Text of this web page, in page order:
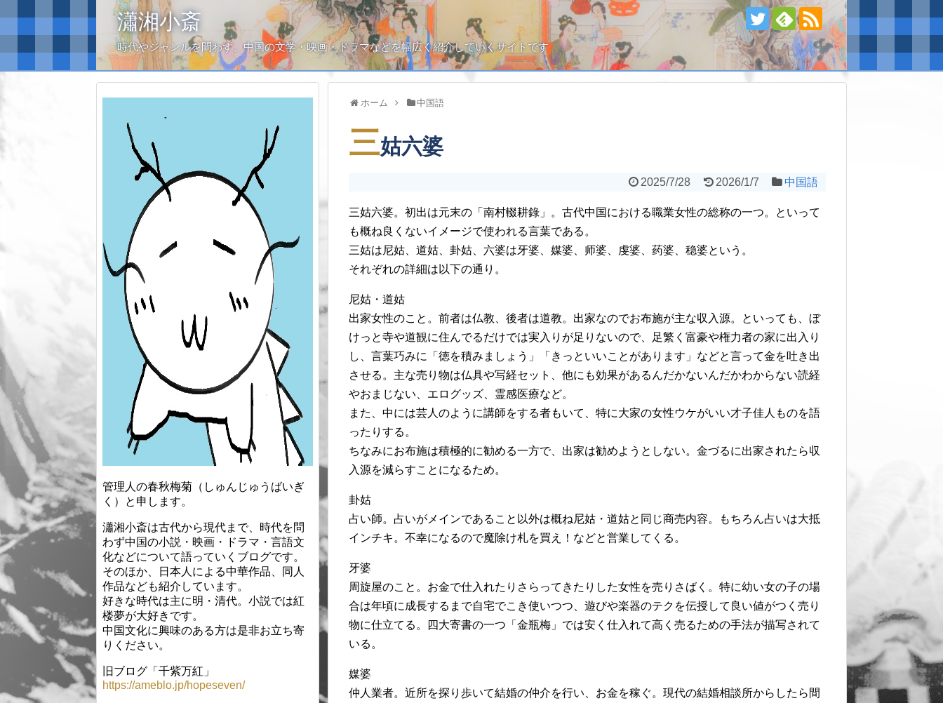
瀟湘小斎
時代やジャンルを問わず、中国の文学・映画・ドラマなどを幅広く紹介していくサイトです
ホーム 中国語
三姑六婆
2025/7/28 2026/1/7 中国語
三姑六婆。初出は元末の「南村輟耕錄」。古代中国における職業女性の総称の一つ。といって
も概ね良くないイメージで使われる言葉である。
三姑は尼姑、道姑、卦姑、六婆は牙婆、媒婆、师婆、虔婆、药婆、稳婆という。
それぞれの詳細は以下の通り。
尼姑・道姑
出家女性のこと。前者は仏教、後者は道教。出家なのでお布施が主な収入源。といっても、ぼ
けっと寺や道観に住んでるだけでは実入りが足りないので、足繁く富豪や権力者の家に出入り
し、言葉巧みに「徳を積みましょう」「きっといいことがあります」などと言って金を吐き出
させる。主な売り物は仏具や写経セット、他にも効果があるんだかないんだかわからない読経
やおまじない、エログッズ、霊感医療など。
また、中には芸人のように講師をする者もいて、特に大家の女性ウケがいい才子佳人ものを語
ったりする。
ちなみにお布施は積極的に勧める一方で、出家は勧めようとしない。金づるに出家されたら収
入源を減らすことになるため。
卦姑
占い師。占いがメインであること以外は概ね尼姑・道姑と同じ商売内容。もちろん占いは大抵
インチキ。不幸になるので魔除け札を買え！などと営業してくる。
牙婆
周旋屋のこと。お金で仕入れたりさらってきたりした女性を売りさばく。特に幼い女の子の場
合は年頃に成長するまで自宅でこき使いつつ、遊びや楽器のテクを伝授して良い値がつく売り
物に仕立てる。四大寄書の一つ「金瓶梅」では安く仕入れて高く売るための手法が描写されて
いる。
媒婆
仲人業者。近所を探り歩いて結婚の仲介を行い、お金を稼ぐ。現代の結婚相談所からしたら間
管理人の春秋梅菊（しゅんじゅうばいぎ
く）と申します。
瀟湘小斎は古代から現代まで、時代を問
わず中国の小説・映画・ドラマ・言語文
化などについて語っていくブログです。
そのほか、日本人による中華作品、同人
作品なども紹介しています。
好きな時代は主に明・清代。小説では紅
楼夢が大好きです。
中国文化に興味のある方は是非お立ち寄
りください。
旧ブログ「千紫万紅」
https://ameblo.jp/hopeseven/